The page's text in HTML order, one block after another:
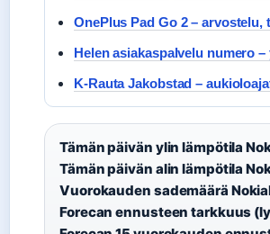
OnePlus Pad Go 2 –
Helen asiakaspalvelu numero
K-Rauta Jakobstad –
Tämän päivän ylin lämpötila
Tämän päivän alin lämpötila
Vuorokauden sademäärä
Forecan ennusteen tarkkuus